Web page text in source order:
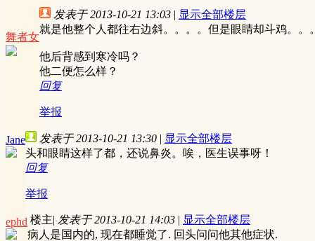
舞者女
发表于 2013-10-21 13:03 | 显示全部楼层
就是他整个人都往右边斜。。。。但是眼睛却斗鸡。。
他后背感到寒冷吗？
他二便怎么样？
回复
举报
Jane 发表于 2013-10-21 13:30 | 显示全部楼层
头和眼睛这样了都，还说鼻炎。唉，医生误事呀！
回复
举报
ephd 楼主| 发表于 2013-10-21 14:03 | 显示全部楼层
病人是国内的, 现在都睡觉了. 回头问问他其他症状.